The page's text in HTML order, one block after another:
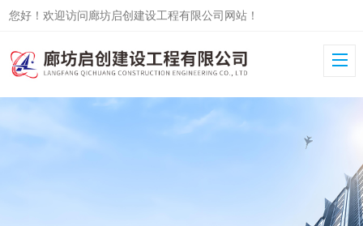
您好！欢迎访问廊坊启创建设工程有限公司网站！